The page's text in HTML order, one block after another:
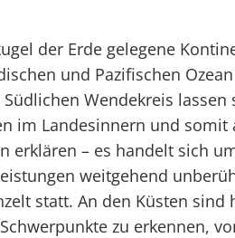
der Erde gelegene
und Pazifischen
Wendekreis lassen
im Landesinnern und somit
erklären – es handelt sich
weitgehend
statt. An den Küsten sind
zu erkennen,